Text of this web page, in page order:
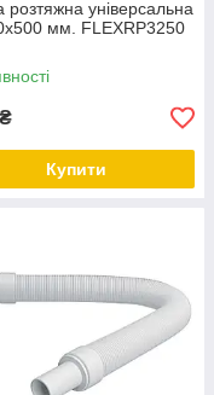
розтяжна універсальна
мм. FLEXRP3250
₴
Купити